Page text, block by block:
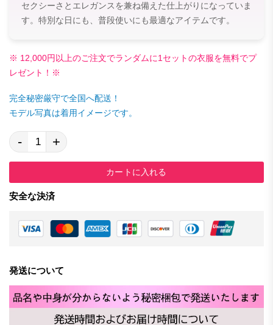
セクシーさとエレガンスを兼ね備えた仕上がりになっていま
す。特別な日にも、普段使いにも最適なアイテムです。
※ 12,000円以上のご注文でランダムに1セットの衣服を無料でプ
レゼント！※
完全秘密厳守で全国へ配送！
モデル写真は着用イメージです。
- +
カートに入れる
安全な決済
発送について